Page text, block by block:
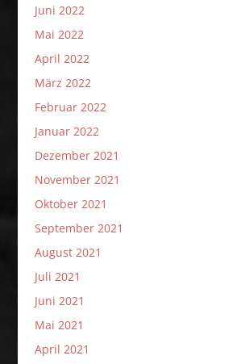
Juni 2022
Mai 2022
April 2022
März 2022
Februar 2022
Januar 2022
Dezember 2021
November 2021
Oktober 2021
September 2021
August 2021
Juli 2021
Juni 2021
Mai 2021
April 2021